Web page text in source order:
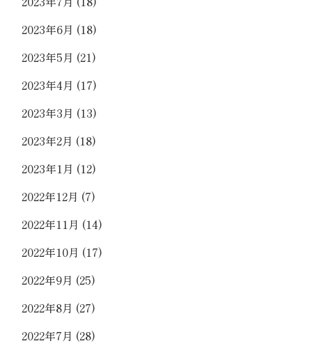
2023年6月 (18)
2023年5月 (21)
2023年4月 (17)
2023年3月 (13)
2023年2月 (18)
2023年1月 (12)
2022年12月 (7)
2022年11月 (14)
2022年10月 (17)
2022年9月 (25)
2022年8月 (27)
2022年7月 (28)